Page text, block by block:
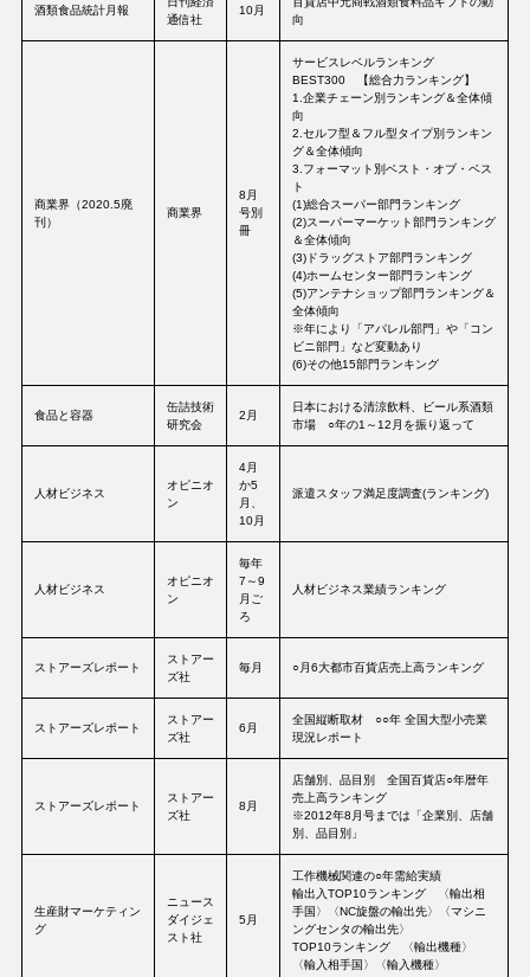
酒類食品統計月報
通信社
10月
向
商業界（2020.5廃
刊）
商業界
8月
号別
冊
サービスレベルランキング
BEST300 【総合力ランキング】
1.企業チェーン別ランキング＆全体傾
向
2.セルフ型＆フル型タイプ別ランキン
グ＆全体傾向
3.フォーマット別ベスト・オブ・ベス
ト
(1)総合スーパー部門ランキング
(2)スーパーマーケット部門ランキング
＆全体傾向
(3)ドラッグストア部門ランキング
(4)ホームセンター部門ランキング
(5)アンテナショップ部門ランキング＆
全体傾向
※年により「アパレル部門」や「コン
ビニ部門」など変動あり
(6)その他15部門ランキング
食品と容器
缶詰技術
研究会
2月
日本における清涼飲料、ビール系酒類
市場 ○年の1～12月を振り返って
人材ビジネス
オピニオ
ン
4月
か5
月、
10月
派遣スタッフ満足度調査(ランキング)
人材ビジネス
オピニオ
ン
毎年
7～9
月ご
ろ
人材ビジネス業績ランキング
ストアーズレポート
ストアー
ズ社
毎月 ○月6大都市百貨店売上高ランキング
ストアーズレポート
ストアー
ズ社
6月
全国縦断取材 ○○年 全国大型小売業
現況レポート
ストアーズレポート
ストアー
ズ社
8月
店舗別、品目別 全国百貨店○年暦年
売上高ランキング
※2012年8月号までは「企業別、店舗
別、品目別」
生産財マーケティン
グ
ニュース
ダイジェ
スト社
5月
工作機械関連の○年需給実績
輸出入TOP10ランキング 〈輸出相
手国〉〈NC旋盤の輸出先〉〈マシニ
ングセンタの輸出先〉
TOP10ランキング 〈輸出機種〉
〈輸入相手国〉〈輸入機種〉